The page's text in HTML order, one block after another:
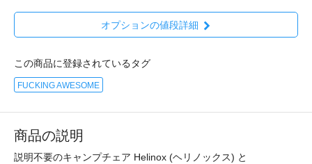
オプションの値段詳細
この商品に登録されているタグ
FUCKING AWESOME
商品の説明
説明不要のキャンプチェア Helinox (ヘリノックス) と